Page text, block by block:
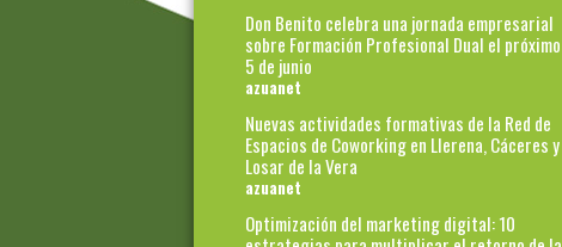
Don Benito celebra una jornada empresarial
sobre Formación Profesional Dual el próximo
5 de junio
azuanet
Nuevas actividades formativas de la Red de
Espacios de Coworking en Llerena, Cáceres y
Losar de la Vera
azuanet
Optimización del marketing digital: 10